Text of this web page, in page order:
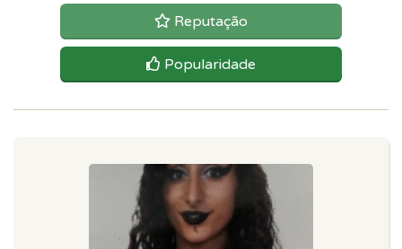
Reputação
Popularidade